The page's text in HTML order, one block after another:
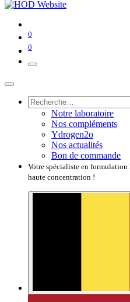
0
0
Notre laboratoire
Nos compléments
Ydrogen2o
Nos actualités
Bon de commande
Votre spécialiste en
haute concentration !